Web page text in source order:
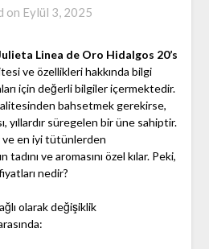
on Eylül 3, 2025
Linea de Oro Hidalgos 20’s
ve özellikleri hakkında bilgi
için değerli bilgiler içermektedir.
bahsetmek gerekirse,
yıllardır süregelen bir üne sahiptir.
ve en iyi tütünlerden
ve aromasını özel kılar. Peki,
nedir?
olarak değişiklik